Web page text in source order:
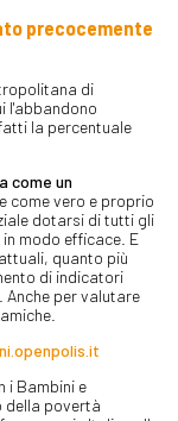
precocemente
di
l'abbandono
la percentuale
come un
come vero e proprio
dotarsi di tutti gli
modo efficace. E
quanto più
di indicatori
per valutare
i Bambini e
della povertà